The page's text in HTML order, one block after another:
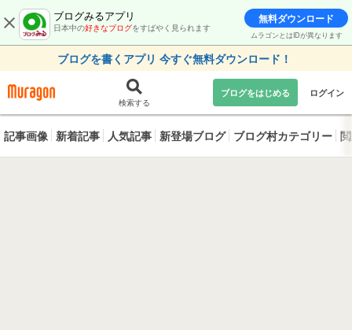
ブログみるアプリ
日本中の好きなブログをすばやく見られます
無料ダウンロード
ムラゴンとはIDが異なります
ブログを書くアプリ 今すぐ無料ダウンロード！
検索する
ブログをはじめる ログイン
記事画像 新着記事 人気記事 新登場ブログ ブログ村カテゴリー